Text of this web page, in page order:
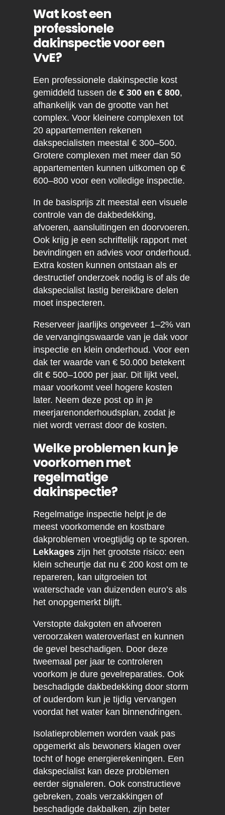
Wat kost een
professionele
dakinspectie voor een
VvE?
Een professionele dakinspectie kost
gemiddeld tussen de € 300 en € 800,
afhankelijk van de grootte van het
complex. Voor kleinere complexen tot
20 appartementen rekenen
dakspecialisten meestal € 300–500.
Grotere complexen met meer dan 50
appartementen kunnen uitkomen op €
600–800 voor een volledige inspectie.
In de basisprijs zit meestal een visuele
controle van de dakbedekking,
afvoeren, aansluitingen en doorvoeren.
Ook krijg je een schriftelijk rapport met
bevindingen en advies voor onderhoud.
Extra kosten kunnen ontstaan als er
destructief onderzoek nodig is of als de
dakspecialist lastig bereikbare delen
moet inspecteren.
Reserveer jaarlijks ongeveer 1–2% van
de vervangingswaarde van je dak voor
inspectie en klein onderhoud. Voor een
dak ter waarde van € 50.000 betekent
dit € 500–1000 per jaar. Dit lijkt veel,
maar voorkomt veel hogere kosten
later. Neem deze post op in je
meerjarenonderhoudsplan, zodat je
niet wordt verrast door de kosten.
Welke problemen kun je
voorkomen met
regelmatige
dakinspectie?
Regelmatige inspectie helpt je de
meest voorkomende en kostbare
dakproblemen vroegtijdig op te sporen.
Lekkageszijn het grootste risico: een
klein scheurtje dat nu € 200 kost om te
repareren, kan uitgroeien tot
waterschade van duizenden euro’s als
het onopgemerkt blijft.
Verstopte dakgoten en afvoeren
veroorzaken wateroverlast en kunnen
de gevel beschadigen. Door deze
tweemaal per jaar te controleren
voorkom je dure gevelreparaties. Ook
beschadigde dakbedekking door storm
of ouderdom kun je tijdig vervangen
voordat het water kan binnendringen.
Isolatieproblemen worden vaak pas
opgemerkt als bewoners klagen over
tocht of hoge energierekeningen. Een
dakspecialist kan deze problemen
eerder signaleren. Ook constructieve
gebreken, zoals verzakkingen of
beschadigde dakbalken, zijn beter